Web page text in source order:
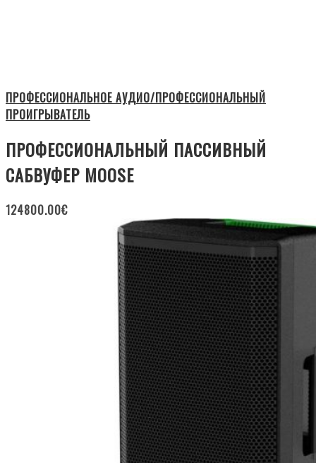
ПРОФЕССИОНАЛЬНОЕ АУДИО/ПРОФЕССИОНАЛЬНЫЙ
ПРОИГРЫВАТЕЛЬ
ПРОФЕССИОНАЛЬНЫЙ ПАССИВНЫЙ
САБВУФЕР MOOSE
124800.00€